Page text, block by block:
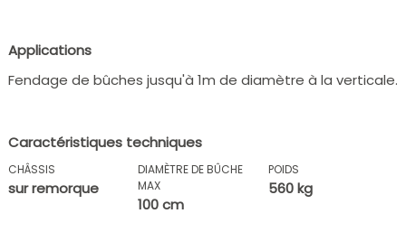
Applications
Fendage de bûches jusqu'à 1m de diamètre à la verticale.
Caractéristiques techniques
CHÂSSIS
sur remorque
DIAMÈTRE DE BÛCHE
MAX
100 cm
POIDS
560 kg